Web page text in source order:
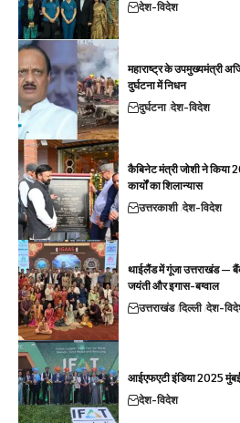
देश-विदेश
महाराष्ट्र के उपमुख्यमंत्री
दुर्घटना में निधन
दुर्घटना देश-विदेश
कैबिनेट मंत्री जोशी ने किया
कार्यों का शिलान्यास
उत्तरकाशी देश-विदेश
थाईलैंड में गूंजा उत्तराखंड —
जयंती और इगास-बग्वाल
उत्तराखंड दिल्ली देश-
आईएफएटी इंडिया 2025
देश-विदेश